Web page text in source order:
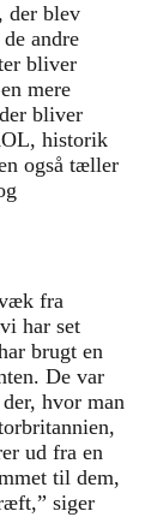
der blev
andre
bliver
mere
bliver
historik
også tæller
fra
har set
brugt en
De var
hvor man
ud fra en
til dem,
siger